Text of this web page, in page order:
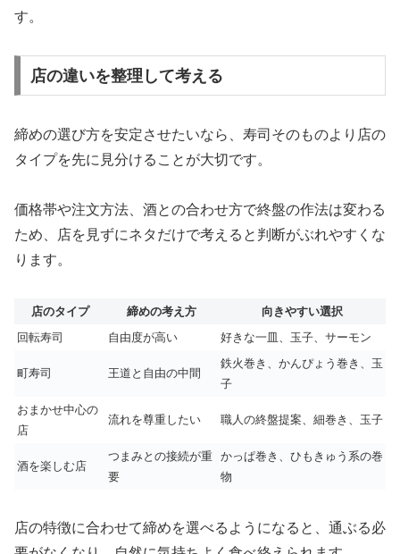
す。
店の違いを整理して考える
締めの選び方を安定させたいなら、寿司そのものより店の
タイプを先に見分けることが大切です。
価格帯や注文方法、酒との合わせ方で終盤の作法は変わる
ため、店を見ずにネタだけで考えると判断がぶれやすくな
ります。
店のタイプ 締めの考え方
向きやすい選択
回転寿司
自由度が高い 好きな一皿、玉子、サーモン
町寿司 王道と自由の中間
鉄火巻き、かんぴょう巻き、玉
子
おまかせ中心の
店
流れを尊重したい 職人の終盤提案、細巻き、玉子
酒を楽しむ店
つまみとの接続が重
要
かっぱ巻き、ひもきゅう系の巻
物
店の特徴に合わせて締めを選べるようになると、通ぶる必